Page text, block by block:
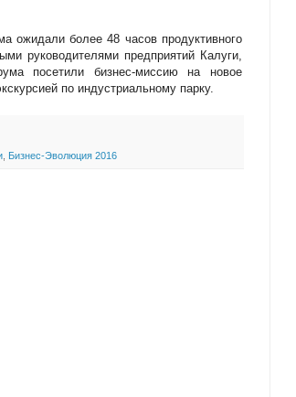
ожидали более 48 часов продуктивного
руководителями предприятий Калуги,
посетили бизнес-миссию на новое
по индустриальному парку.
Бизнес-Эволюция 2016